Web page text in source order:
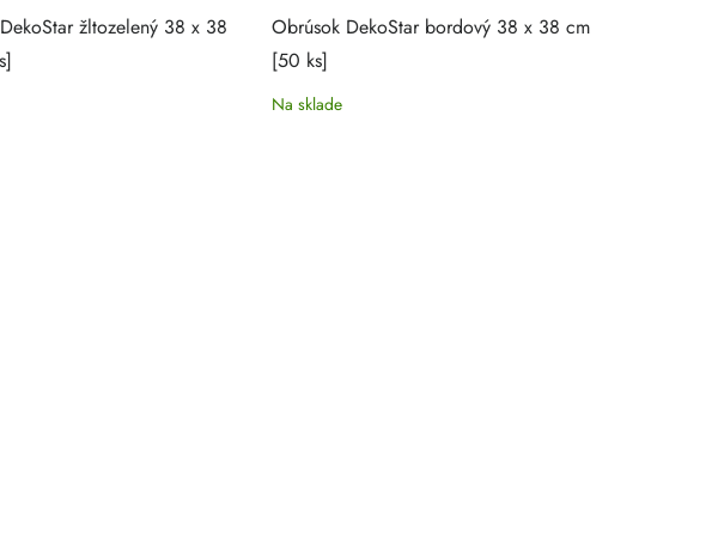
žltozelený 38 x 38
Obrúsok DekoStar bordový 38 x 38 cm
[50 ks]
Na sklade